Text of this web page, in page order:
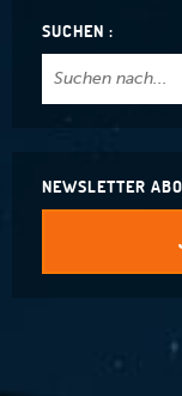
SUCHEN :
NEWSLETTER